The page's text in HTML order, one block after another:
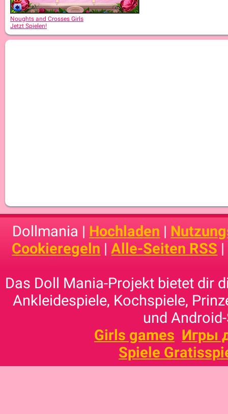
Noughts and Crosses Girls
Jetzt Spielen!
Dollmania | Hochladen |
Cookieregeln |Alle-Seiten RSS |
Das Doll Mania-Projekt bietet dir
Ankleidespiele, Kochspiele,
und
Girls games Игры
Spiele